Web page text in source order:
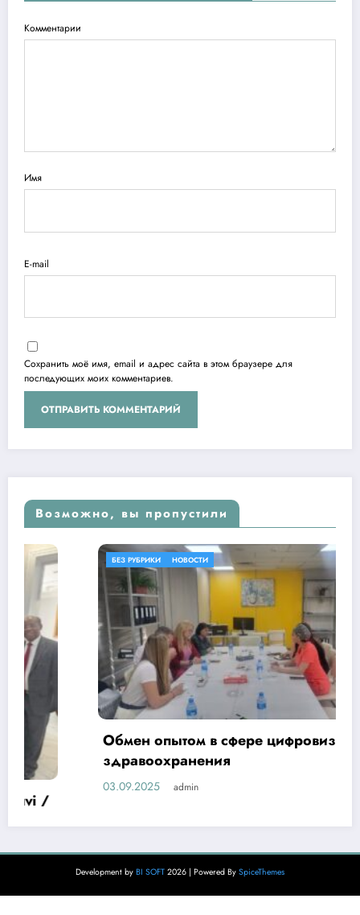
Комментарии
Имя
E-mail
Сохранить моё имя, email и адрес сайта в этом браузере для
последующих моих комментариев.
Возможно, вы пропустили
БЕЗ РУБРИКИ НОВОСТИ
Обмен опытом в сфере цифровизации
здравоохранения
admin
Development by BI SOFT 2026 | Powered By SpiceThemes